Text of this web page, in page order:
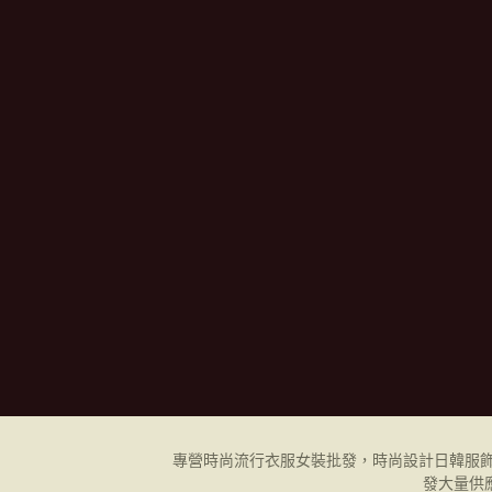
專營時尚流行衣服女裝批發，時尚設計日韓服
發大量供